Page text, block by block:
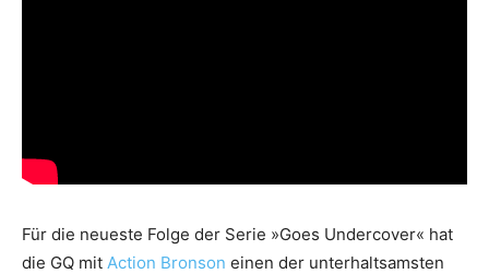
Für die neueste Folge der Serie »Goes Undercover« hat
die GQ mit Action Bronson einen der unterhaltsamsten